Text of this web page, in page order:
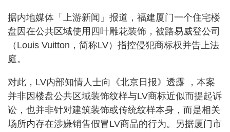
据内地媒体「上游新闻」报道，福建厦门一个住宅楼
盘因在公共区域使用四叶雕花装饰，被路易威登公司
（Louis Vuitton，简称LV）指控侵犯商标权并告上法
庭。
对此，LV内部知情人士向《北京日报》透露 ，本案
并非因楼盘公共区域装饰纹样与LV商标近似而提起诉
讼，也并非针对建筑装饰或传统纹样本身，而是相关
场所内存在涉嫌销售假冒LV商品的行为。另据厦门市